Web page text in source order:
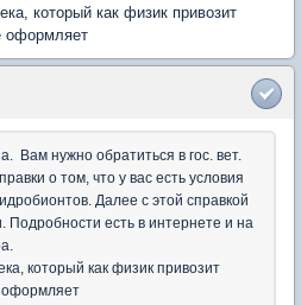
который как физик привозит
оформляет
Вам нужно обратиться в гос. вет.
о том, что у вас есть условия
Далее с этой справкой
Подробности есть в интернете и на
который как физик привозит
оформляет